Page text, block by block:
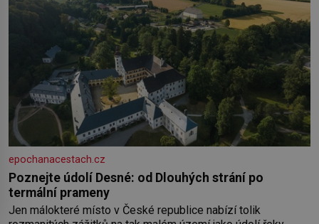
epochanacestach.cz
Poznejte údolí Desné: od Dlouhých strání po
termální prameny
Jen málokteré místo v České republice nabízí tolik